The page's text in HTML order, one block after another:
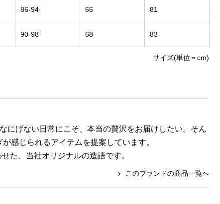
86-94 66 81
90-98 68 83
サイズ(単位＝cm)
にげない日常にこそ、本当の贅沢をお届けしたい。そん
感じられるアイテムを提案しています。
た、当社オリジナルの造語です。
このブランドの商品一覧へ